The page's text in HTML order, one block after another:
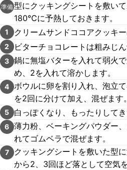
準備型にクッキングシートを敷い
180℃に予熱しておきます。
1 クリームサンドココアクッキー
2 ビターチョコレートは粗みじん
3 鍋に無塩バターを入れて弱火
め、2を入れて溶かします。
4 ボウルに卵を割り入れ、泡立
を2回に分けて加え、混ぜます。
5 白っぽくなり、もったりして
6 薄力粉、ベーキングパウダー
れてゴムベラで混ぜます。
7
クッキングシートを敷いた型
から2、3回ほど落として空気